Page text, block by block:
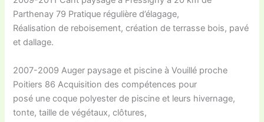
Parthenay 79 Pratique régulière d’élagage,
Réalisation de reboisement, création de terrasse bois, pavé
et dallage.
2007-2009 Auger paysage et piscine à Vouillé proche
Poitiers 86 Acquisition des compétences pour
posé une coque polyester de piscine et leurs hivernage,
tonte, taille de végétaux, clôtures,